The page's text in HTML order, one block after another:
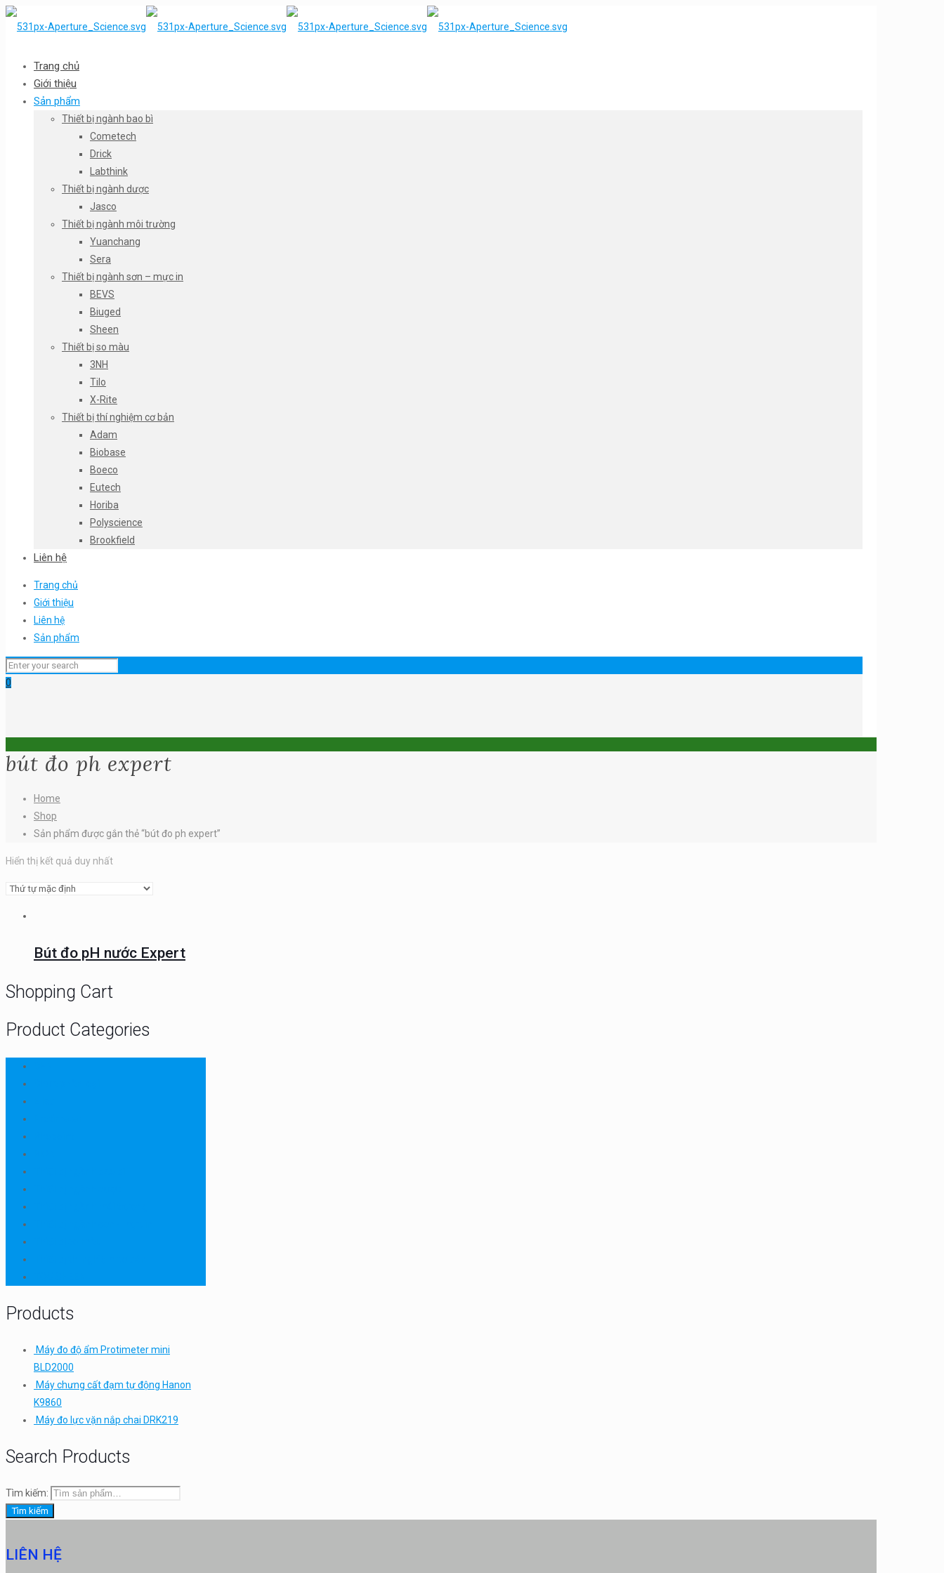
Trang chủ
Giới thiệu
Sản phẩm
Thiết bị ngành bao bì
Cometech
Drick
Labthink
Thiết bị ngành dược
Jasco
Thiết bị ngành môi trường
Yuanchang
Sera
Thiết bị ngành sơn – mực in
BEVS
Biuged
Sheen
Thiết bị so màu
3NH
Tilo
X-Rite
Thiết bị thí nghiệm cơ bản
Adam
Biobase
Boeco
Eutech
Horiba
Polyscience
Brookfield
Liên hệ
Trang chủ
Giới thiệu
Liên hệ
Sản phẩm
0
bút đo ph expert
Home
Shop
Sản phẩm được gắn thẻ “bút đo ph expert”
Hiển thị kết quả duy nhất
Bút đo pH nước Expert
Shopping Cart
Product Categories
Products
Máy đo độ ẩm Protimeter mini
BLD2000
Máy chưng cất đạm tự động Hanon
K9860
Máy đo lực vặn nắp chai DRK219
Search Products
Tìm kiếm:
Tìm kiếm
LIÊN HỆ